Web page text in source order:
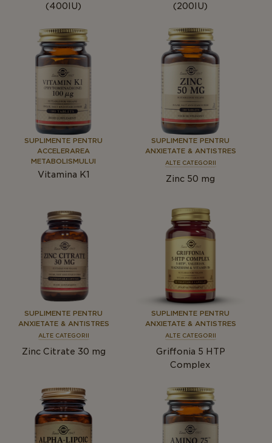
(400IU)
(200IU)
SUPLIMENTE PENTRU
ACCELERAREA
METABOLISMULUI
Vitamina K1
SUPLIMENTE PENTRU
ANXIETATE & ANTISTRES
ALTE CATEGORII
Zinc 50 mg
SUPLIMENTE PENTRU
ANXIETATE & ANTISTRES
ALTE CATEGORII
Zinc Citrate 30 mg
SUPLIMENTE PENTRU
ANXIETATE & ANTISTRES
ALTE CATEGORII
Griffonia 5 HTP
Complex